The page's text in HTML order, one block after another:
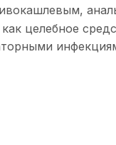
целебное